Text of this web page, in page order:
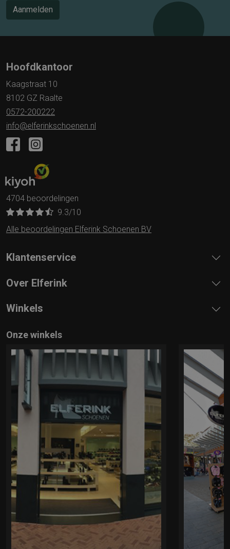
Aanmelden
Hoofdkantoor
Kaagstraat 10
8102 GZ Raalte
0572-200222
info@elferinkschoenen.nl
4704 beoordelingen
9.3/10
Alle beoordelingen Elferink Schoenen BV
Klantenservice
Over Elferink
Winkels
Onze winkels